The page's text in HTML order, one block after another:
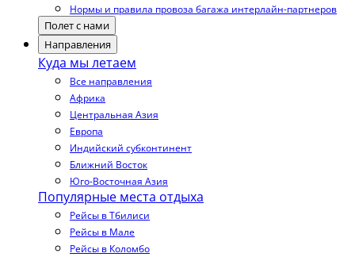
Нормы и правила провоза багажа интерлайн-партнеров
Полет с нами
Направления
Куда мы летаем
Все направления
Африка
Центральная Азия
Европа
Индийский субконтинент
Ближний Восток
Юго-Восточная Азия
Популярные места отдыха
Рейсы в Тбилиси
Рейсы в Мале
Рейсы в Коломбо